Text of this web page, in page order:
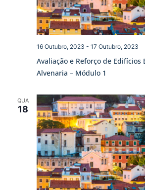
Avaliação e Reforço de Edifícios
Alvenaria – Módulo 1
16 Outubro, 2023 - 17 Outubro, 2023
QUA
18